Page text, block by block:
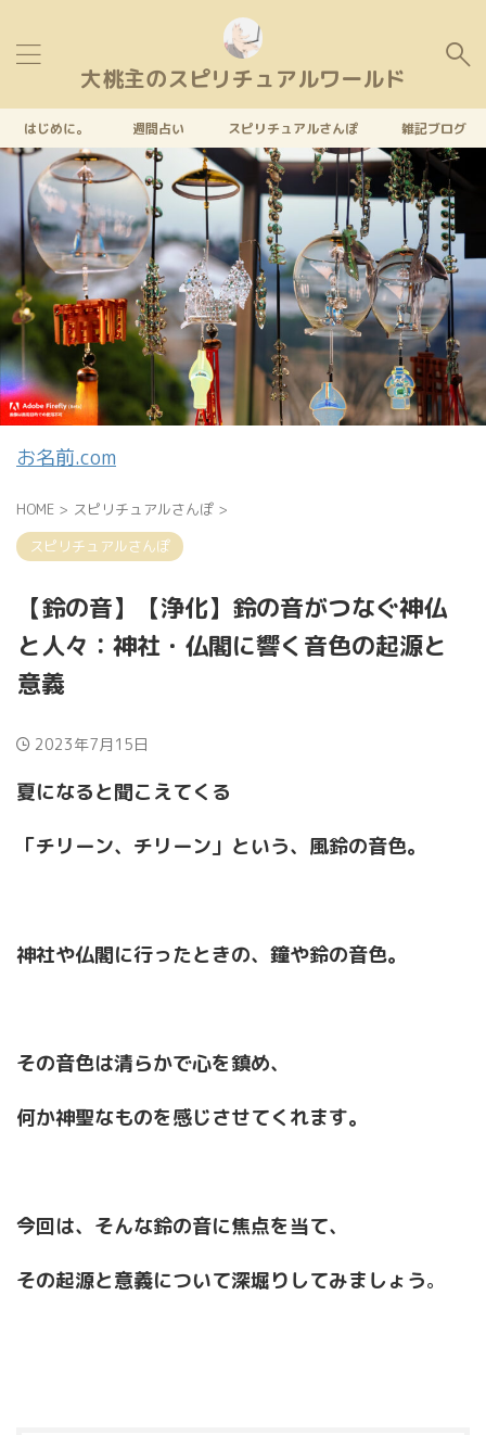
大桃主のスピリチュアルワールド
はじめに。 週間占い スピリチュアルさんぽ 雑記ブログ
お名前.com
HOME > スピリチュアルさんぽ >
スピリチュアルさんぽ
【鈴の音】【浄化】鈴の音がつなぐ神仏
と人々：神社・仏閣に響く音色の起源と
意義
2023年7月15日
夏になると聞こえてくる
「チリーン、チリーン」という、風鈴の音色。
神社や仏閣に行ったときの、鐘や鈴の音色。
その音色は清らかで心を鎮め、
何か神聖なものを感じさせてくれます。
今回は、そんな鈴の音に焦点を当て、
その起源と意義について深堀りしてみましょう。